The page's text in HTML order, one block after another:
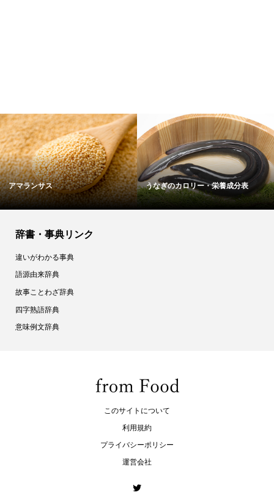
春雨のカロリー・栄養成分表 カゼインのカロリー・栄養成分表
辞書・事典リンク
違いがわかる事典
語源由来辞典
故事ことわざ辞典
四字熟語辞典
意味例文辞典
このサイトについて
利用規約
プライバシーポリシー
運営会社